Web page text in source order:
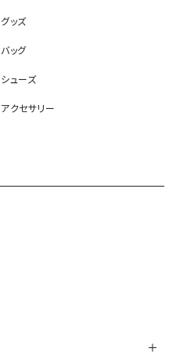
グッズ
バッグ
シューズ
アクセサリー